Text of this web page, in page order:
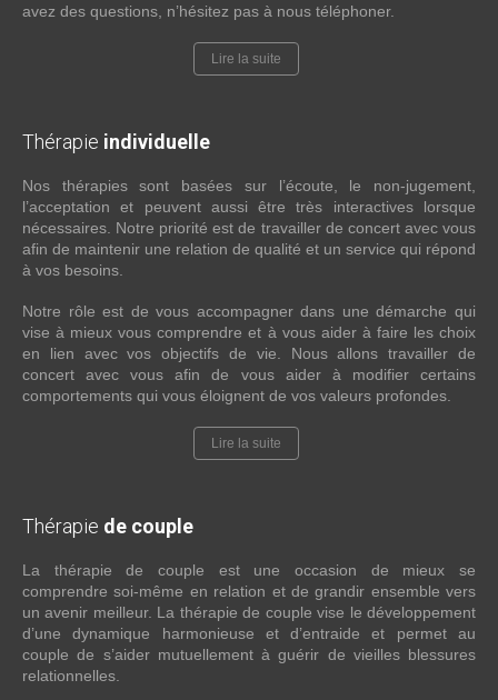
avez des questions, n’hésitez pas à nous téléphoner.
Lire la suite
Thérapie individuelle
Nos thérapies sont basées sur l’écoute, le non-jugement,
l’acceptation et peuvent aussi être très interactives lorsque
nécessaires. Notre priorité est de travailler de concert avec vous
afin de maintenir une relation de qualité et un service qui répond
à vos besoins.
Notre rôle est de vous accompagner dans une démarche qui
vise à mieux vous comprendre et à vous aider à faire les choix
en lien avec vos objectifs de vie. Nous allons travailler de
concert avec vous afin de vous aider à modifier certains
comportements qui vous éloignent de vos valeurs profondes.
Lire la suite
Thérapie de couple
La thérapie de couple est une occasion de mieux se
comprendre soi-même en relation et de grandir ensemble vers
un avenir meilleur. La thérapie de couple vise le développement
d’une dynamique harmonieuse et d’entraide et permet au
couple de s’aider mutuellement à guérir de vieilles blessures
relationnelles.